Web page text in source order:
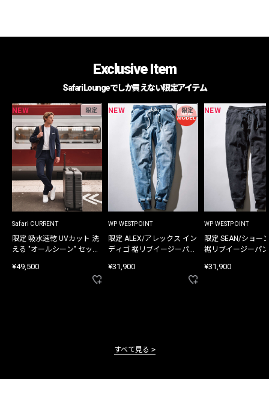
Exclusive Item
Safari Loungeでしか買えない限定アイテム
NEW 限定
Safari CURRENT
限定 吸水速乾 UVカット 洗
える "オールシーン" セット
¥49,500
NEW 限定
WP WESTPOINT
限定 ALEX/アレックス イン
ディゴ 裾リブイージーパン
¥31,900
NEW
WP WESTPOINT
限定 SEAN/ショー
裾リブイージーパ
¥31,900
すべて見る